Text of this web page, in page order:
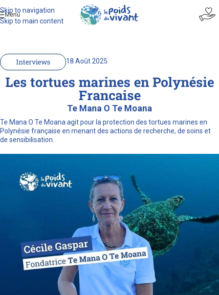
Skip to navigation
Skip to main content
Menu
Interviews 18 Août 2025
Les tortues marines en Polynésie
Francaise
Te Mana O Te Moana
Te Mana O Te Moana agit pour la protection des tortues marines en
Polynésie française en menant des actions de recherche, de soins et
de sensibilisation.